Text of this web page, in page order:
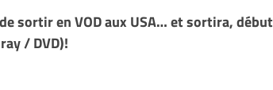
sortir en VOD aux USA… et sortira, début
/ DVD)!